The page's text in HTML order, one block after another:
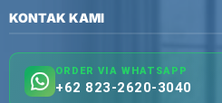
KONTAK KAMI
ORDER VIA WHATSAPP
+62 823-2620-3040